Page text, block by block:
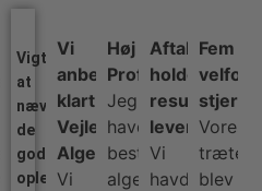
Vigtigt
at
nævne
de
gode
oplevelser
Vi
anbefaler
klart
Vejle
Algerens
Vi
Høj
Professionalisme
Jeg
havde
bestilt
algerens,
Aftaler
holdes,
resultater
leveres!
Vi
havde
Fem
Vores
blev